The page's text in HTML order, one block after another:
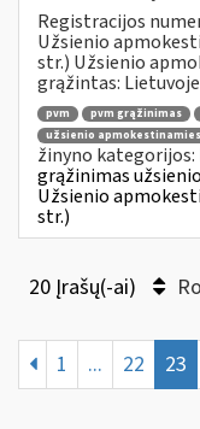
Registracijos
Užsienio
str.) Užsienio
grąžintas:
pvm pvm grąžinimas
užsienio
žinyno kategorijos:
grąžinimas
Užsienio
str.)
20 Įrašų(-ai)
1 ... 22 23